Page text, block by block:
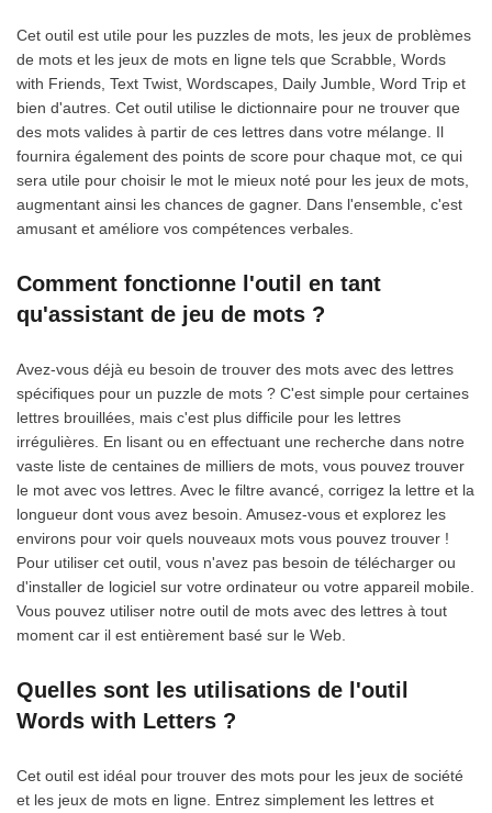
Cet outil est utile pour les puzzles de mots, les jeux de problèmes
de mots et les jeux de mots en ligne tels que Scrabble, Words
with Friends, Text Twist, Wordscapes, Daily Jumble, Word Trip et
bien d'autres. Cet outil utilise le dictionnaire pour ne trouver que
des mots valides à partir de ces lettres dans votre mélange. Il
fournira également des points de score pour chaque mot, ce qui
sera utile pour choisir le mot le mieux noté pour les jeux de mots,
augmentant ainsi les chances de gagner. Dans l'ensemble, c'est
amusant et améliore vos compétences verbales.
Comment fonctionne l'outil en tant
qu'assistant de jeu de mots ?
Avez-vous déjà eu besoin de trouver des mots avec des lettres
spécifiques pour un puzzle de mots ? C'est simple pour certaines
lettres brouillées, mais c'est plus difficile pour les lettres
irrégulières. En lisant ou en effectuant une recherche dans notre
vaste liste de centaines de milliers de mots, vous pouvez trouver
le mot avec vos lettres. Avec le filtre avancé, corrigez la lettre et la
longueur dont vous avez besoin. Amusez-vous et explorez les
environs pour voir quels nouveaux mots vous pouvez trouver !
Pour utiliser cet outil, vous n'avez pas besoin de télécharger ou
d'installer de logiciel sur votre ordinateur ou votre appareil mobile.
Vous pouvez utiliser notre outil de mots avec des lettres à tout
moment car il est entièrement basé sur le Web.
Quelles sont les utilisations de l'outil
Words with Letters ?
Cet outil est idéal pour trouver des mots pour les jeux de société
et les jeux de mots en ligne. Entrez simplement les lettres et